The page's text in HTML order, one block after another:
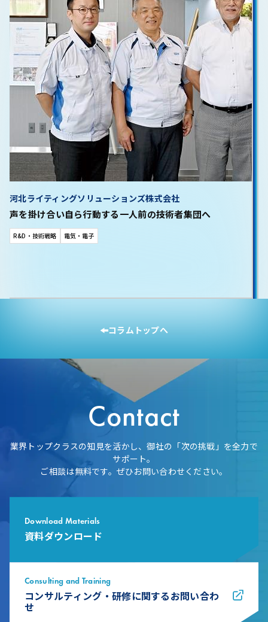
声を掛け合い自ら行動する一人前の技術者集団へ
河北ライティングソリューションズ株式会社
R&D・技術戦略 電気・電子
コラムトップへ
Contact
業界トップクラスの知見を活かし、御社の「次の挑戦」を全力で
サポート。
ご相談は無料です。ぜひお問い合わせください。
Download Materials
資料ダウンロード
Consulting and Training
コンサルティング・研修に関するお問い合わ
せ